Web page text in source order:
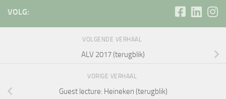
VOLG:
VOLGENDE VERHAAL
ALV 2017 (terugblik)
VORIGE VERHAAL
Guest lecture: Heineken (terugblik)